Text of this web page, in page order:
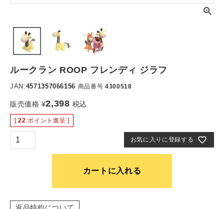
ルークラン ROOP フレンディ ジラフ
JAN:4571357066156 商品番号 4300518
販売価格 ¥2,398 税込
[ 22 ポイント進呈 ]
お気に入りに登録する
カートに入れる